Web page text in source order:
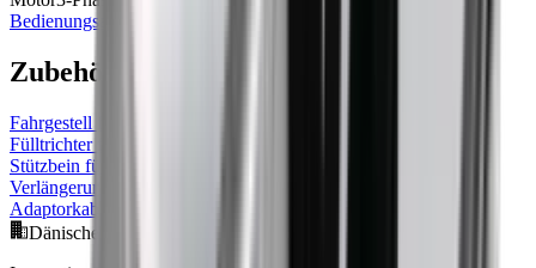
Bedienungsanleitung
Zubehör
Fahrgestell für Förderband
Fülltrichter für Förderband
Stützbein für Förderband
Verlängerung für Fülltrichter
Adaptorkabel 240V 10A 1 m CEE/Schuko Stecker
Dänische Innovation